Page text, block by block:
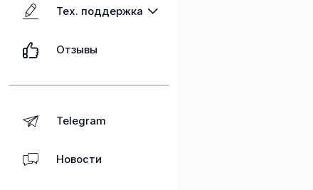
Тех. поддержка
Отзывы
Telegram
Новости